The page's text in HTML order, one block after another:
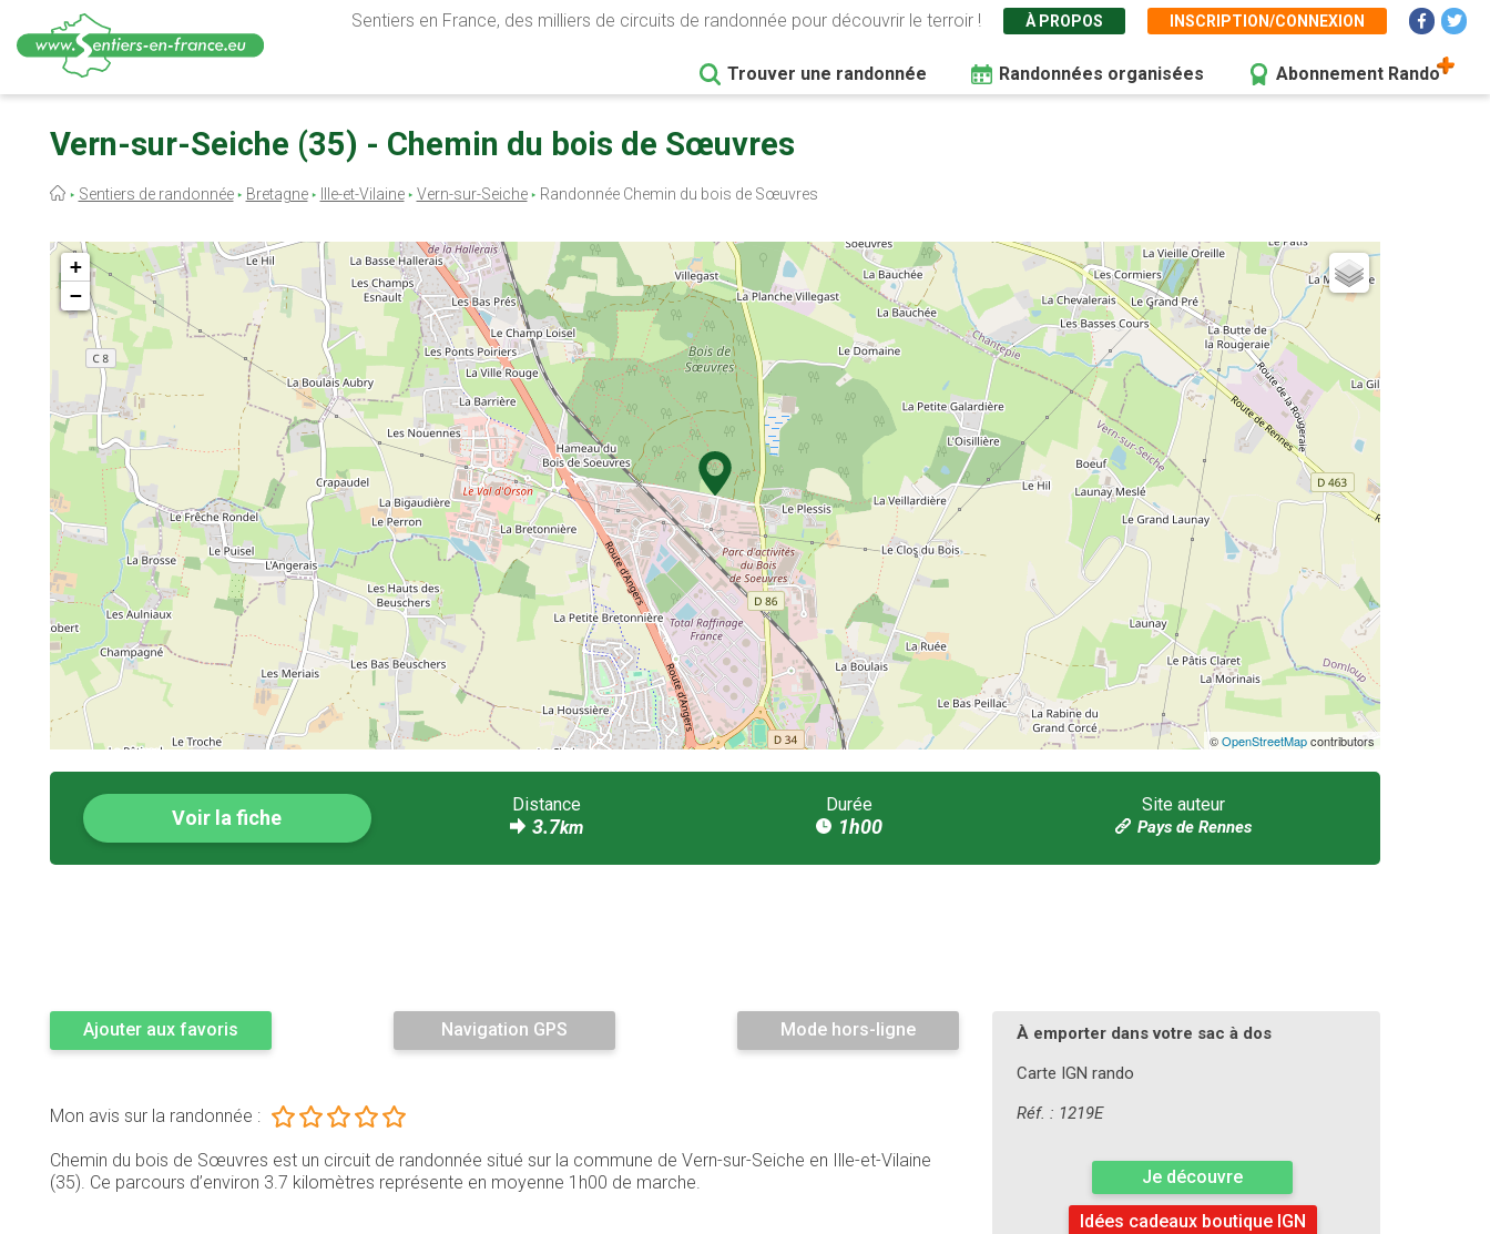
contenu
Sentiers en France, des milliers de circuits de randonnée pour découvrir le terroir ! À PROPOS INSCRIPTION/CONNEXION
Trouver une randonnée Randonnées organisées Abonnement Rando
Vern-sur-Seiche (35) - Chemin du bois de Sœuvres
Fil
Sentiers de randonnée Bretagne Ille-et-Vilaine Vern-sur-Seiche Randonnée Chemin du bois de Sœuvres
+
−
©OpenStreetMapcontributors
Voir la fiche
Distance
3.7km
Durée
1h00
Site auteur
Pays de Rennes
Ajouter aux favoris Navigation GPS Mode hors-ligne
Mon avis sur la randonnée :
Chemin du bois de Sœuvres est un circuit de randonnée situé sur la commune de Vern-sur-Seiche en Ille-et-Vilaine
(35). Ce parcours d’environ 3.7 kilomètres représente en moyenne 1h00 de marche.
À emporter dans votre sac à dos
Carte IGN rando
Réf. : 1219E
Je découvre
Idées cadeaux boutique IGN